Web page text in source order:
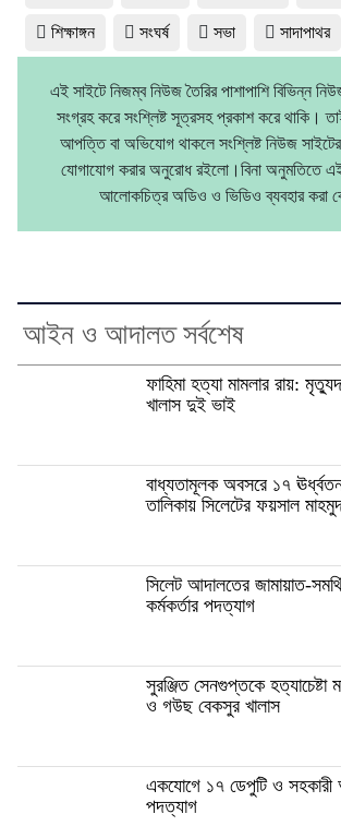
শিক্ষাঙ্গন সংঘর্ষ সভা সাদাপাথর
এই সাইটে নিজম্ব নিউজ তৈরির পাশাপাশি বিভিন্ন
সংগ্রহ করে সংশ্লিষ্ট সূত্রসহ প্রকাশ করে থাকি।
আপত্তি বা অভিযোগ থাকলে সংশ্লিষ্ট নিউজ সাইটের
যোগাযোগ করার অনুরোধ রইলো।বিনা অনুমতিতে এই
আলোকচিত্র অডিও ও ভিডিও ব্যবহার করা
আইন ও আদালত সর্বশেষ
ফাহিমা হত্যা মামলার রায়:
খালাস দুই ভাই
বাধ্যতামূলক অবসরে ১৭ ঊর্ধ্বতন
তালিকায় সিলেটের ফয়সাল
সিলেট আদালতের জামায়াত-
কর্মকর্তার পদত্যাগ
সুরঞ্জিত সেনগুপ্তকে হত্যাচেষ্টা
ও গউছ বেকসুর খালাস
একযোগে ১৭ ডেপুটি ও সহকারী
পদত্যাগ